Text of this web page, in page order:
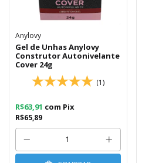
Anylovy
Gel de Unhas Anylovy
Construtor Autonivelante
Cover 24g
(1)
R$65,89
R$63,91 com Pix